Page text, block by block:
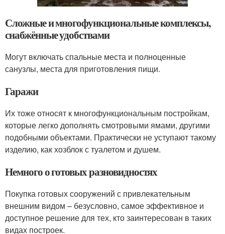
Сложные и многофункциональные комплексы,
снабжённые удобствами
Могут включать спальные места и полноценные
санузлы, места для приготовления пищи.
Гаражи
Их тоже относят к многофункциональным постройкам,
которые легко дополнять смотровыми ямами, другими
подобными объектами. Практически не уступают такому
изделию, как хозблок с туалетом и душем.
Немного о готовых разновидностях
Покупка готовых сооружений с привлекательным
внешним видом – безусловно, самое эффективное и
доступное решение для тех, кто заинтересован в таких
видах построек.